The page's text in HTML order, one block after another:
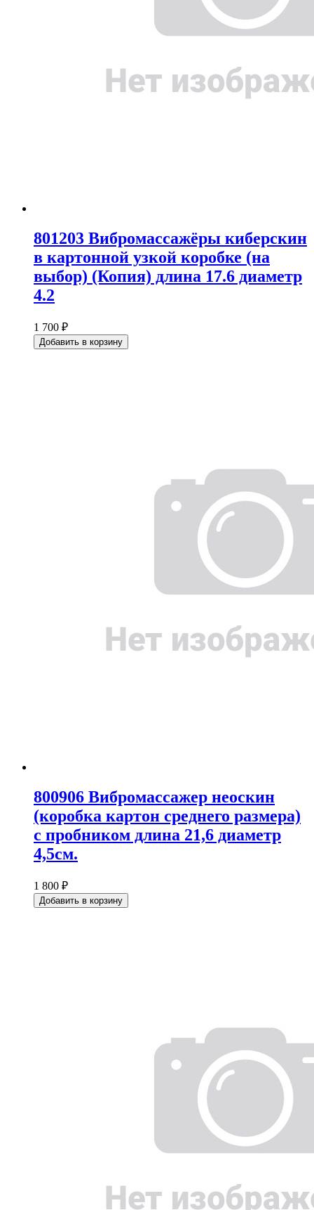
801203 Вибромассажёры киберскин
в картонной узкой коробке (на
выбор) (Копия) длина 17.6 диаметр
4.2
1 700 ₽
Добавить в корзину
800906 Вибромассажер неоскин
(коробка картон среднего размера)
с пробником длина 21,6 диаметр
4,5см.
1 800 ₽
Добавить в корзину